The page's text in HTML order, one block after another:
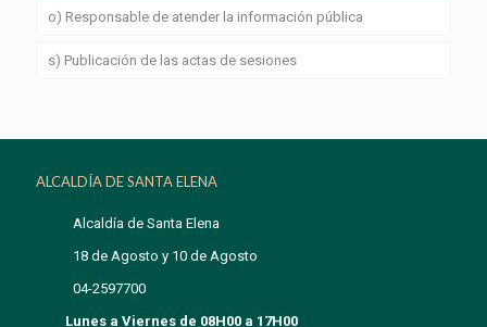
o) Responsable de atender la información pública
s) Publicación de las actas de sesiones
ALCALDÍA DE SANTA ELENA
Alcaldía de Santa Elena
18 de Agosto y 10 de Agosto
04-2597700
Lunes a Viernes de 08H00 a 17H00